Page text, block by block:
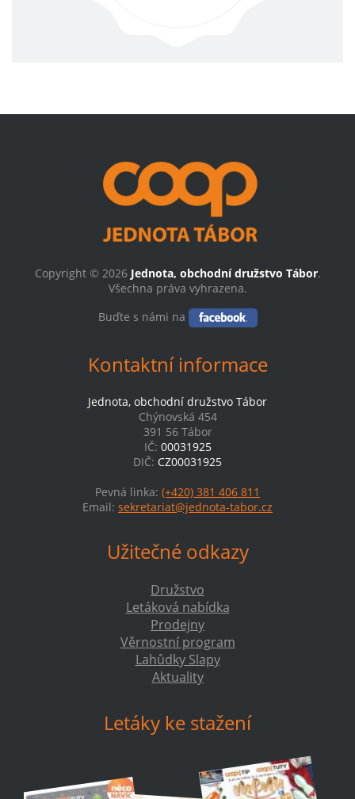
Copyright © 2026 Jednota, obchodní družstvo Tábor.
Všechna práva vyhrazena.
Buďte s námi na
Kontaktní informace
Jednota, obchodní družstvo Tábor
Chýnovská 454
391 56 Tábor
IČ: 00031925
DIČ: CZ00031925
Pevná linka: (+420) 381 406 811
Email: sekretariat@jednota-tabor.cz
Užitečné odkazy
Družstvo
Letáková nabídka
Prodejny
Věrnostní program
Lahůdky Slapy
Aktuality
Letáky ke stažení